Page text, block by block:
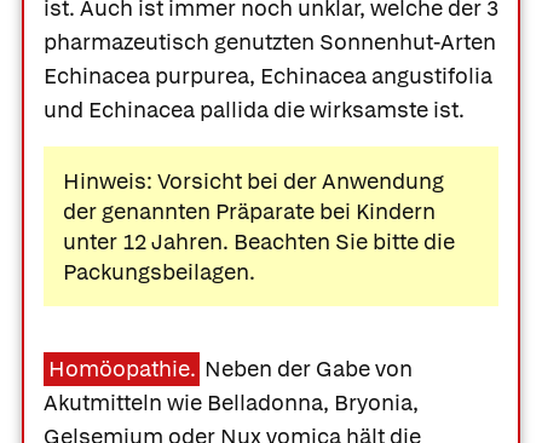
ist. Auch ist immer noch unklar, welche der 3
pharmazeutisch genutzten Sonnenhut-Arten
Echinacea purpurea, Echinacea angustifolia
und Echinacea pallida die wirksamste ist.
Hinweis: Vorsicht bei der Anwendung
der genannten Präparate bei Kindern
unter 12 Jahren. Beachten Sie bitte die
Packungsbeilagen.
Homöopathie. Neben der Gabe von
Akutmitteln wie Belladonna, Bryonia,
Gelsemium oder Nux vomica hält die
Was Ihre Apotheke
empfiehlt
Apotheken in
Ihrer Nähe